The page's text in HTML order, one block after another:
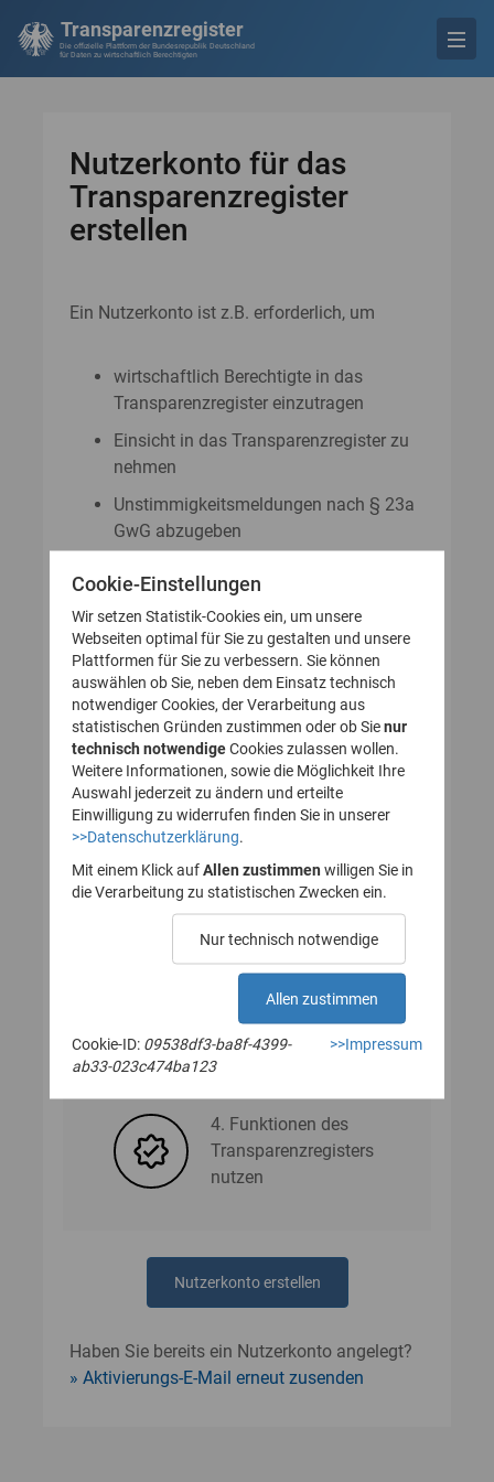
Transparenzregister
Die offizielle Plattform der Bundesrepublik Deutschland
für Daten zu wirtschaftlich Berechtigten
Nutzerkonto für das
Transparenzregister
erstellen
Ein Nutzerkonto ist z.B. erforderlich, um
wirtschaftlich Berechtigte in das
Transparenzregister einzutragen
Einsicht in das Transparenzregister zu
nehmen
Unstimmigkeitsmeldungen nach § 23a
GwG abzugeben
GwG zu stellen
So legen Sie Ihr Nutzerkonto für
das Transparenzregister an
(Registrierung):
1. Nutzerkonto erstellen
des Nutzerkontos
bestätigen
3. Nutzerdaten angeben
4. Funktionen des
Transparenzregisters
nutzen
Nutzerkonto erstellen
Haben Sie bereits ein Nutzerkonto angelegt?
Aktivierungs-E-Mail erneut zusenden
Cookie-Einstellungen
Wir setzen Statistik-Cookies ein, um unsere
Webseiten optimal für Sie zu gestalten und unsere
Plattformen für Sie zu verbessern. Sie können
auswählen ob Sie, neben dem Einsatz technisch
notwendiger Cookies, der Verarbeitung aus
statistischen Gründen zustimmen oder ob Sienur
technisch notwendigeCookies zulassen wollen.
Weitere Informationen, sowie die Möglichkeit Ihre
Auswahl jederzeit zu ändern und erteilte
Einwilligung zu widerrufen finden Sie in unserer
>>Datenschutzerklärung
Mit einem Klick auf Allen zustimmen willigen Sie in
die Verarbeitung zu statistischen Zwecken ein.
Nur technisch notwendige
Allen zustimmen
Cookie-ID: 09538df3-ba8f-4399-
ab33-023c474ba123
>>Impressum